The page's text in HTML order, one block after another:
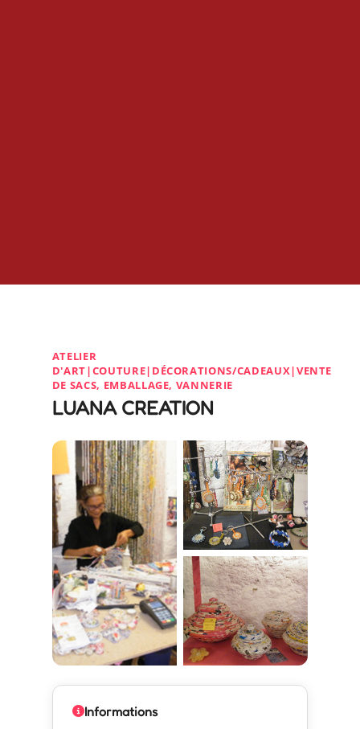
ATELIER
D'ART|COUTURE|DÉCORATIONS/CADEAUX|VENTE
DE SACS, EMBALLAGE, VANNERIE
LUANA CREATION
Informations